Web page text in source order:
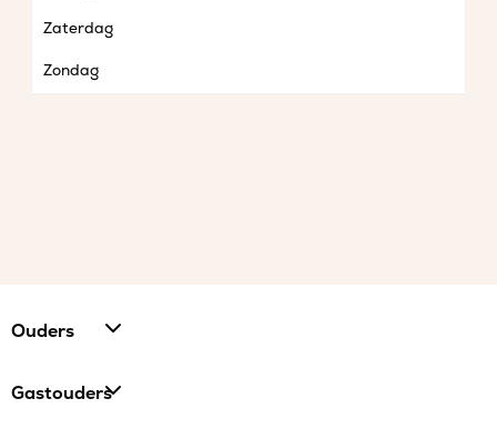
Zaterdag
Zondag
Ouders
Gastouders